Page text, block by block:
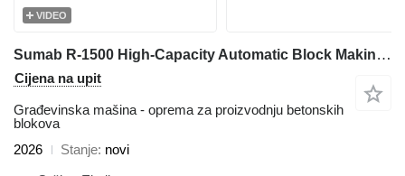
VIDEO
Sumab R-1500 High-Capacity Automatic Block Making Line - Sweden
Cijena na upit
Građevinska mašina - oprema za proizvodnju betonskih
blokova
2026
Stanje novi